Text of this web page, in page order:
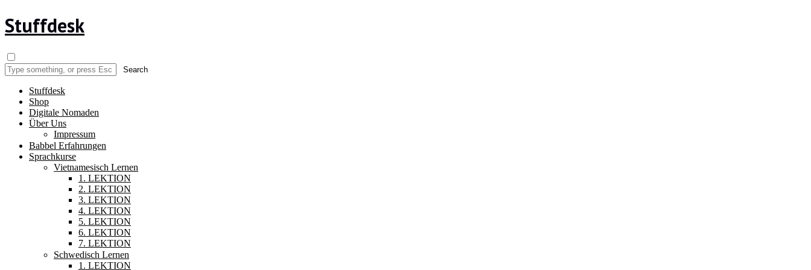
Stuffdesk
Stuffdesk
Shop
Digitale Nomaden
Über Uns
Impressum
Babbel Erfahrungen
Sprachkurse
Vietnamesisch Lernen
1. LEKTION
2. LEKTION
3. LEKTION
4. LEKTION
5. LEKTION
6. LEKTION
7. LEKTION
Schwedisch Lernen
1. LEKTION